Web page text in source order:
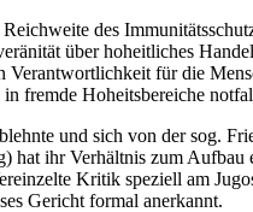
des
über hoheitliches
für die
fremde Hoheitsbereiche
und sich von der sog.
ihr Verhältnis zum
Kritik speziell am
Gericht formal anerkannt.